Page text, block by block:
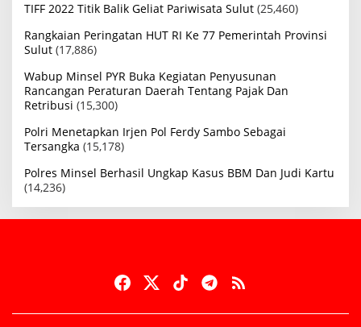
TIFF 2022 Titik Balik Geliat Pariwisata Sulut (25,460)
Rangkaian Peringatan HUT RI Ke 77 Pemerintah Provinsi
Sulut (17,886)
Wabup Minsel PYR Buka Kegiatan Penyusunan
Rancangan Peraturan Daerah Tentang Pajak Dan
Retribusi (15,300)
Polri Menetapkan Irjen Pol Ferdy Sambo Sebagai
Tersangka (15,178)
Polres Minsel Berhasil Ungkap Kasus BBM Dan Judi Kartu
(14,236)